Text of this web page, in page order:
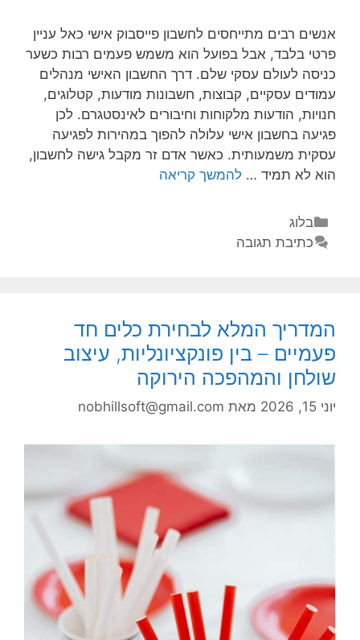
אנשים רבים מתייחסים לחשבון פייסבוק אישי כאל עניין
פרטי בלבד, אבל בפועל הוא משמש פעמים רבות כשער
כניסה לעולם עסקי שלם. דרך החשבון האישי מנהלים
עמודים עסקיים, קבוצות, חשבונות מודעות, קטלוגים,
חנויות, הודעות מלקוחות וחיבורים לאינסטגרם. לכן
פגיעה בחשבון אישי עלולה להפוך במהירות לפגיעה
עסקית משמעותית. כאשר אדם זר מקבל גישה לחשבון,
הוא לא תמיד … להמשך קריאה
בלוג
כתיבת תגובה
המדריך המלא לבחירת כלים חד
פעמיים – בין פונקציונליות, עיצוב
שולחן והמהפכה הירוקה
יוני 15, 2026 מאת nobhillsoft@gmail.com